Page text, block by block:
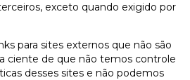
exceto quando exigido por
para sites externos que não são
ciente de que não temos controle
desses sites e não podemos